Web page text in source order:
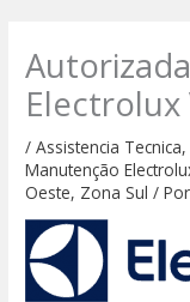
Electrolux
/Assistencia Tecnica
Manutenção
Oeste, Zona Sul /